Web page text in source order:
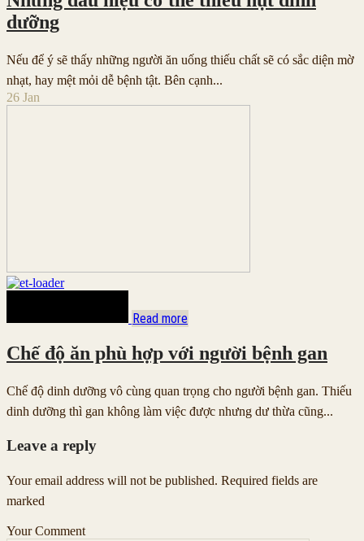
dưỡng
Nếu để ý sẽ thấy những người ăn uống thiếu chất sẽ có sắc diện mờ
nhạt, hay mệt mỏi dễ bệnh tật. Bên cạnh...
26 Jan
Read more
Chế độ ăn phù hợp với người bệnh gan
Chế độ dinh dưỡng vô cùng quan trọng cho người bệnh gan. Thiếu
dinh dưỡng thì gan không làm việc được nhưng dư thừa cũng...
Leave a reply
Your email address will not be published. Required fields are
marked
Your Comment